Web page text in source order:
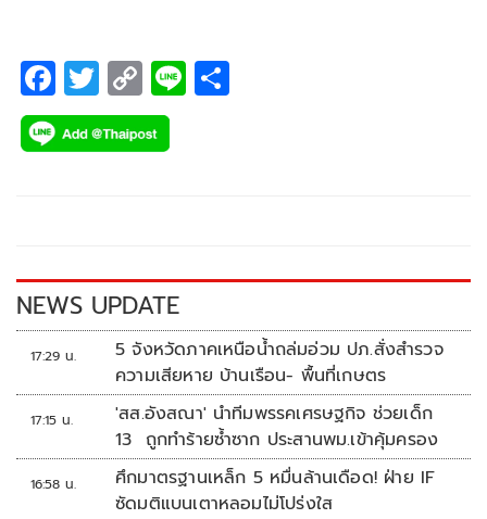
สุคนธ์ขจร
F
ac
e
k
T
wi
tt
C
o
p
k
Li
NEWS UPDATE
17:29 น.
5 จังหวัดภาคเหนือน้ำถล่มอ่วม ปภ.สั่งสำรวจ
ความเสียหาย บ้านเรือน- พื้นที่เกษตร
17:15 น.
'สส.อังสณา' นำทีมพรรคเศรษฐกิจ ช่วยเด็ก
13 ถูกทำร้ายซ้ำซาก ประสานพม.เข้าคุ้มครอง
16:58 น.
ศึกมาตรฐานเหล็ก 5 หมื่นล้านเดือด! ฝ่าย IF
ซัดมติแบนเตาหลอมไม่โปร่งใส